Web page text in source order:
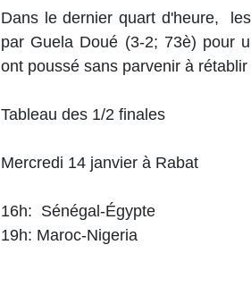
Dans le dernier quart d'heure,
par Guela Doué (3-2; 73è) pour
ont poussé sans parvenir à
Tableau des 1/2 finales
Mercredi 14 janvier à Rabat
16h: Sénégal-Égypte
19h: Maroc-Nigeria